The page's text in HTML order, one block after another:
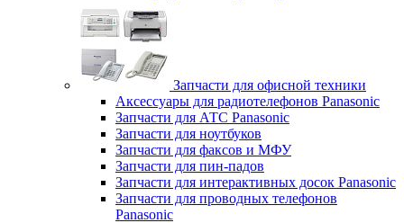
Запчасти для офисной техники
Аксессуары для радиотелефонов Panasonic
Запчасти для АТС Panasonic
Запчасти для ноутбуков
Запчасти для факсов и МФУ
Запчасти для пин-падов
Запчасти для интерактивных досок Panasonic
Запчасти для проводных телефонов
Panasonic